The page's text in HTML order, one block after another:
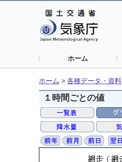
ホーム
ホーム > 各種データ・資料
１時間ごとの値